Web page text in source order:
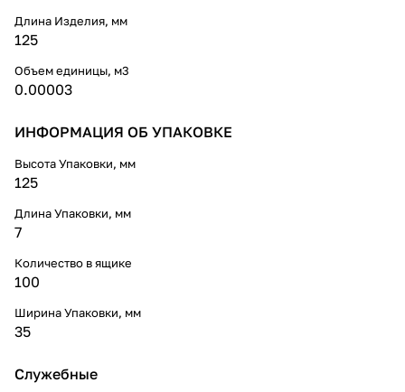
Длина Изделия, мм
125
Объем единицы, м3
0.00003
ИНФОРМАЦИЯ ОБ УПАКОВКЕ
Высота Упаковки, мм
125
Длина Упаковки, мм
7
Количество в ящике
100
Ширина Упаковки, мм
35
Служебные